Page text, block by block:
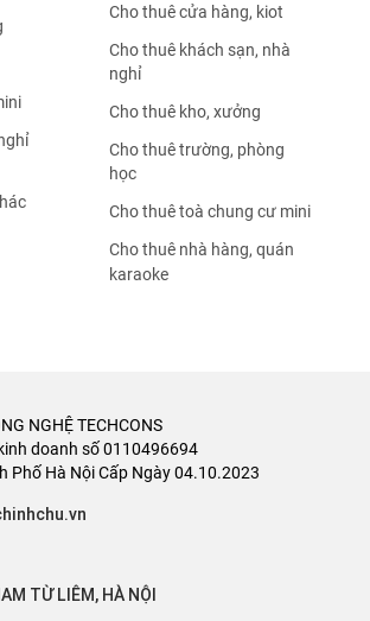
Cho thuê cửa hàng, kiot
Cho thuê khách sạn, nhà
nghỉ
Cho thuê kho, xưởng
Cho thuê trường, phòng
học
Cho thuê toà chung cư mini
Cho thuê nhà hàng, quán
karaoke
NGHỆ TECHCONS
doanh số 0110496694
Phố Hà Nội Cấp Ngày 04.10.2023
TỪ LIÊM, HÀ NỘI